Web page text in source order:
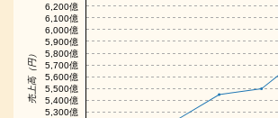
売上高（円）
5,300億
5,400億
5,500億
5,600億
5,700億
5,800億
5,900億
6,000億
6,100億
6,200億